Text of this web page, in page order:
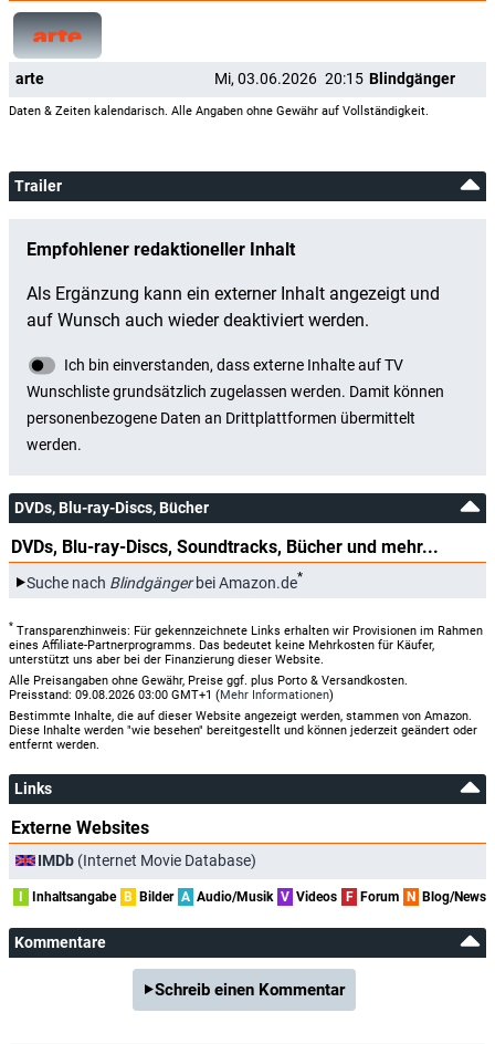
arte Mi, 03.06.2026 20:15 Blindgänger
Daten & Zeiten kalendarisch. Alle Angaben ohne Gewähr auf Vollständigkeit.
Trailer
DVDs, Blu-ray-Discs, Bücher
DVDs, Blu-ray-Discs, Soundtracks, Bücher und mehr...
Suche nach Blindgängerbei Amazon.de*
* Transparenzhinweis: Für gekennzeichnete Links erhalten wir Provisionen im Rahmen
eines Affiliate-Partnerprogramms. Das bedeutet keine Mehrkosten für Käufer,
unterstützt uns aber bei der Finanzierung dieser Website.
Alle Preisangaben ohne Gewähr, Preise ggf. plus Porto & Versandkosten.
Preisstand: 09.08.2026 03:00 GMT+1 (Mehr Informationen)
Bestimmte Inhalte, die auf dieser Website angezeigt werden, stammen von Amazon.
Diese Inhalte werden "wie besehen" bereitgestellt und können jederzeit geändert oder
entfernt werden.
Links
Externe Websites
IMDb (Internet Movie Database)
I Inhaltsangabe B Bilder A Audio/Musik V Videos F Forum N Blog/News
Kommentare
Schreib einen Kommentar